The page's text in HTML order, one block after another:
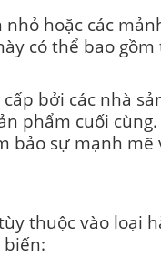
hoặc các
có thể bao
bởi các nhà
phẩm cuối
sự mạnh mẽ
thuộc vào loại